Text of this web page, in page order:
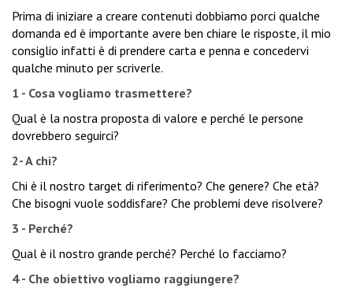
Prima di iniziare a creare contenuti dobbiamo porci qualche
domanda ed è importante avere ben chiare le risposte, il mio
consiglio infatti è di prendere carta e penna e concedervi
qualche minuto per scriverle.
1 - Cosa vogliamo trasmettere?
Qual è la nostra proposta di valore e perché le persone
dovrebbero seguirci?
2- A chi?
Chi è il nostro target di riferimento? Che genere? Che età?
Che bisogni vuole soddisfare? Che problemi deve risolvere?
3 - Perché?
Qual è il nostro grande perché? Perché lo facciamo?
4 - Che obiettivo vogliamo raggiungere?